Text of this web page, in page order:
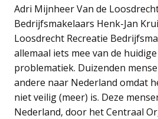
Adri Mijnheer Van de
Bedrijfsmakelaars Henk-Jan
Loosdrecht Recreatie
allemaal iets mee van de
problematiek. Duizenden
andere naar Nederland omdat
niet veilig (meer) is. Deze
Nederland, door het Centraal